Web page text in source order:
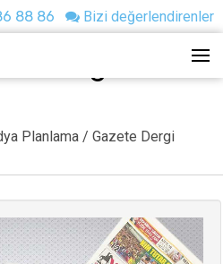
88 86 Bizi değerlendirenler
Dergi
Planlama / Gazete Dergi